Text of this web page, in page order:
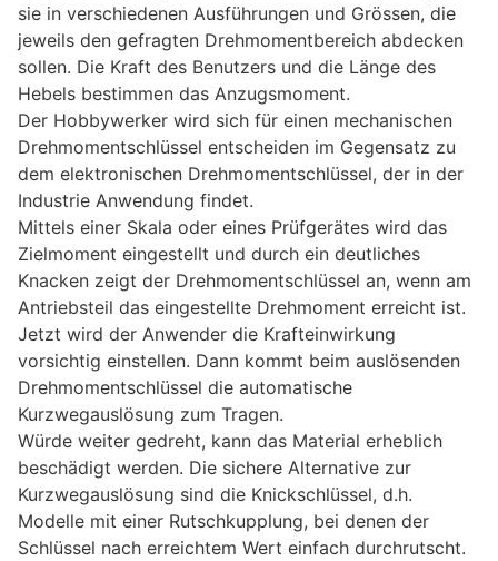
sie in verschiedenen Ausführungen und Grössen, die
jeweils den gefragten Drehmomentbereich abdecken
sollen. Die Kraft des Benutzers und die Länge des
Hebels bestimmen das Anzugsmoment.
Der Hobbywerker wird sich für einen mechanischen
Drehmomentschlüssel entscheiden im Gegensatz zu
dem elektronischen Drehmomentschlüssel, der in der
Industrie Anwendung findet.
Mittels einer Skala oder eines Prüfgerätes wird das
Zielmoment eingestellt und durch ein deutliches
Knacken zeigt der Drehmomentschlüssel an, wenn am
Antriebsteil das eingestellte Drehmoment erreicht ist.
Jetzt wird der Anwender die Krafteinwirkung
vorsichtig einstellen. Dann kommt beim auslösenden
Drehmomentschlüssel die automatische
Kurzwegauslösung zum Tragen.
Würde weiter gedreht, kann das Material erheblich
beschädigt werden. Die sichere Alternative zur
Kurzwegauslösung sind die Knickschlüssel, d.h.
Modelle mit einer Rutschkupplung, bei denen der
Schlüssel nach erreichtem Wert einfach durchrutscht.